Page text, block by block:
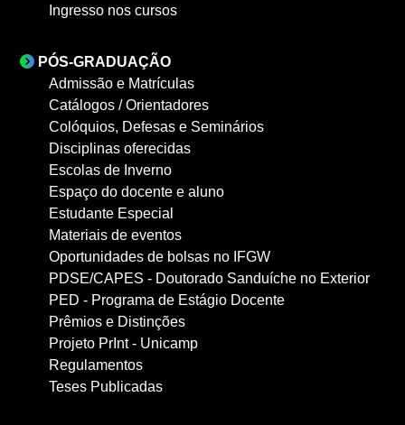
Ingresso nos cursos
PÓS-GRADUAÇÃO
Admissão e Matrículas
Catálogos / Orientadores
Colóquios, Defesas e Seminários
Disciplinas oferecidas
Escolas de Inverno
Espaço do docente e aluno
Estudante Especial
Materiais de eventos
Oportunidades de bolsas no IFGW
PDSE/CAPES - Doutorado Sanduíche no Exterior
PED - Programa de Estágio Docente
Prêmios e Distinções
Projeto PrInt - Unicamp
Regulamentos
Teses Publicadas